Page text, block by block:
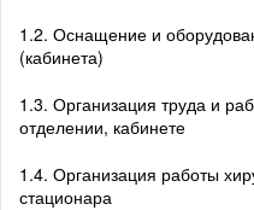
1.2. Оснащение и
(кабинета)
1.3. Организация труда и
отделении, кабинете
1.4. Организация работы
стационара